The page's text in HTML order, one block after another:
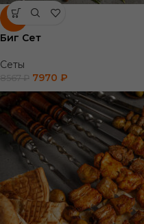
-7%
Биг Сет
Сеты
8567₽ 7970 ₽